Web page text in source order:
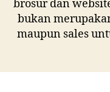
brosur dan
bukan
maupun sales